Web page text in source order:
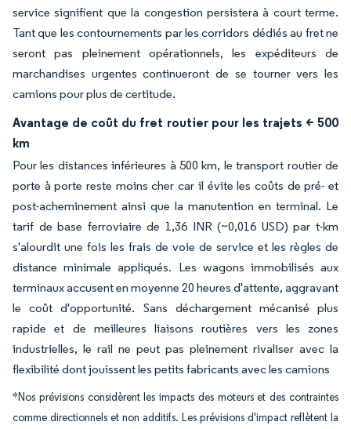
service signifient que la congestion persistera à court terme.
Tant que les contournements par les corridors dédiés au fret ne
seront pas pleinement opérationnels, les expéditeurs de
marchandises urgentes continueront de se tourner vers les
camions pour plus de certitude.
Avantage de coût du fret routier pour les trajets < 500
km
Pour les distances inférieures à 500 km, le transport routier de
porte à porte reste moins cher car il évite les coûts de pré- et
post-acheminement ainsi que la manutention en terminal. Le
tarif de base ferroviaire de 1,36 INR (~0,016 USD) par t-km
s'alourdit une fois les frais de voie de service et les règles de
distance minimale appliqués. Les wagons immobilisés aux
terminaux accusent en moyenne 20 heures d'attente, aggravant
le coût d'opportunité. Sans déchargement mécanisé plus
rapide et de meilleures liaisons routières vers les zones
industrielles, le rail ne peut pas pleinement rivaliser avec la
flexibilité dont jouissent les petits fabricants avec les camions
*Nos prévisions considèrent les impacts des moteurs et des contraintes
comme directionnels et non additifs. Les prévisions d'impact reflètent la